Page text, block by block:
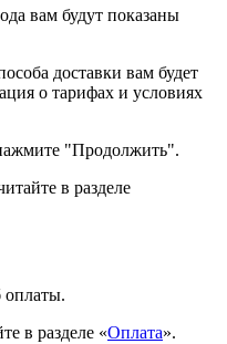
вам будут показаны
доставки вам будет
о тарифах и условиях
"Продолжить".
в разделе
оплаты.
в разделе «Оплата».